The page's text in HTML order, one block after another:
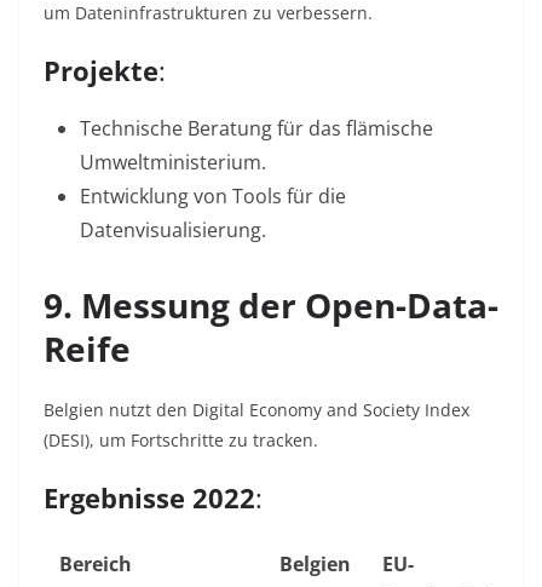
um Dateninfrastrukturen zu verbessern.
Projekte:
Technische Beratung für das flämische
Umweltministerium.
Entwicklung von Tools für die
Datenvisualisierung.
9. Messung der Open-Data-
Reife
Belgien nutzt den Digital Economy and Society Index
(DESI), um Fortschritte zu tracken.
Ergebnisse 2022:
Bereich Belgien
EU-